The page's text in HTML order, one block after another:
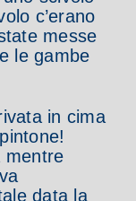
c’erano
messe
le gambe
in cima
mentre
data la